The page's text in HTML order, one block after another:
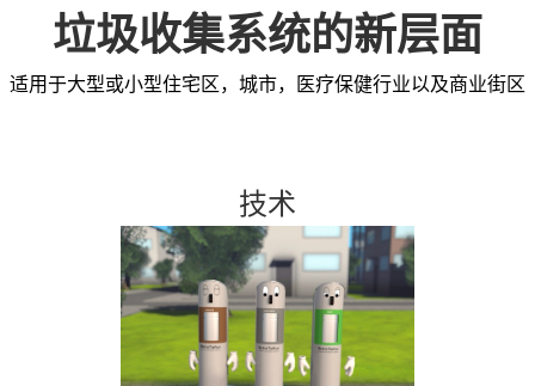
垃圾收集系统的新层面
适用于大型或小型住宅区，城市，医疗保健行业以及商业街区
技术